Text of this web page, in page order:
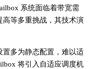
系统面临着带宽需
等多重挑战，其技术演
多为静态配置，难以适
将引入自适应调度机